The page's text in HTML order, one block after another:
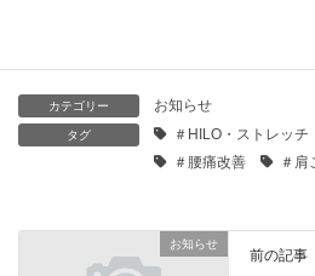
カテゴリー お知らせ
タグ ＃HILO・ストレッチ
＃腰痛改善
＃肩
お知らせ
前の記事